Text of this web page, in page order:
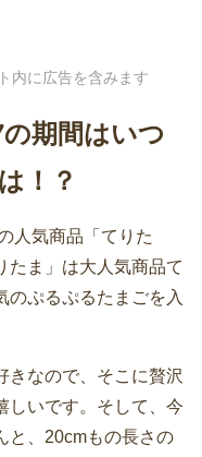
内に広告を含みます
期間はいつ
！？
人気商品「てりた
たま」は大人気商品て
のぷるぷるたまごを入
きなので、そこに贅沢
しいです。そして、今
と、20cmもの長さの